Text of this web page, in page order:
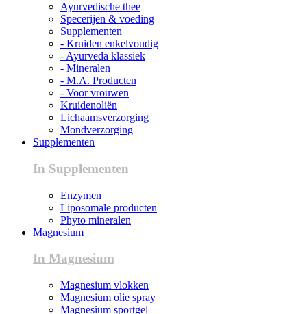
Ayurvedische thee
Specerijen & voeding
Supplementen
- Kruiden enkelvoudig
- Ayurveda klassiek
- Mineralen
- M.A. Producten
- Voor vrouwen
Kruidenoliën
Lichaamsverzorging
Mondverzorging
Supplementen
In Supplementen
Enzymen
Liposomale producten
Phyto mineralen
Magnesium
In Magnesium
Magnesium vlokken
Magnesium olie spray
Magnesium sportgel